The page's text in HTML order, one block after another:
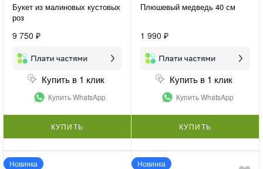
Букет из малиновых кустовых
роз
9 750 ₽
Купить в 1 клик
Купить WhatsApp
КУПИТЬ
Плюшевый медведь 40 см
1 990 ₽
Купить в 1 клик
Купить WhatsApp
КУПИТЬ
Новинка Новинка